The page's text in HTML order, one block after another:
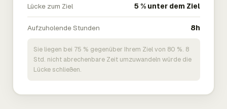
Lücke zum Ziel 5 % unter dem Ziel
Aufzuholende Stunden 8h
Sie liegen bei 75 % gegenüber Ihrem Ziel von 80 %. 8
Std. nicht abrechenbare Zeit umzuwandeln würde die
Lücke schließen.